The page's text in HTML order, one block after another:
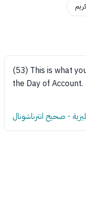
(53) This is what
the Day of Account.
- صحيح انترناشونال